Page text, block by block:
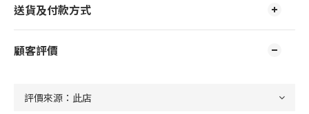
送貨及付款方式
顧客評價